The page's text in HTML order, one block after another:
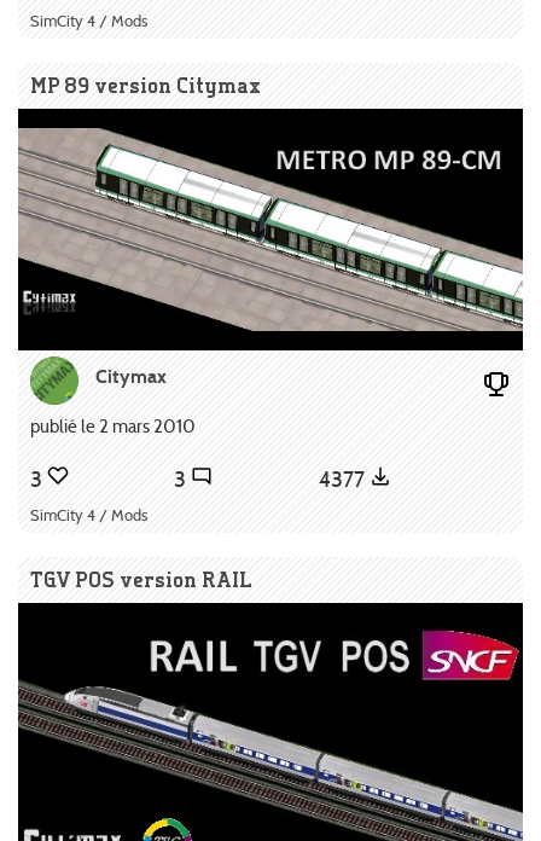
SimCity 4 / Mods
MP 89 version Citymax
Citymax
publié le 2 mars 2010
3 3 4377
SimCity 4 / Mods
TGV POS version RAIL